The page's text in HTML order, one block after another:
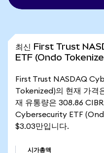
최신 First Trust
ETF (Ondo
First Trust NASDAQ
Tokenized)의 현재 가격
재 유통량은 308.86
Cybersecurity ETF
$3.03만입니다.
시가총액